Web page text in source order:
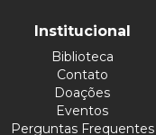
Institucional
Biblioteca
Contato
Doações
Eventos
Perguntas Frequentes